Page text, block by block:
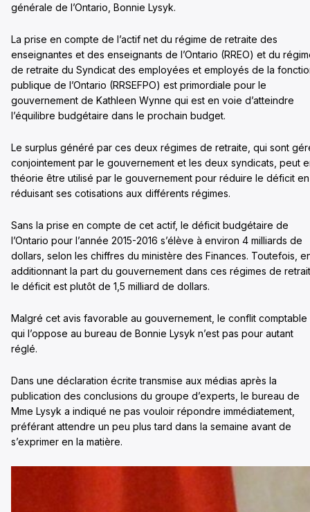
générale de l’Ontario, Bonnie Lysyk.
La prise en compte de l’actif net du régime de retraite des
enseignantes et des enseignants de l’Ontario (RREO) et du
de retraite du Syndicat des employées et employés de la
publique de l’Ontario (RRSEFPO) est primordiale pour le
gouvernement de Kathleen Wynne qui est en voie d’atteindre
l’équilibre budgétaire dans le prochain budget.
Le surplus généré par ces deux régimes de retraite, qui sont
conjointement par le gouvernement et les deux syndicats, peut
théorie être utilisé par le gouvernement pour réduire le déficit en
réduisant ses cotisations aux différents régimes.
Sans la prise en compte de cet actif, le déficit budgétaire de
l’Ontario pour l’année 2015-2016 s’élève à environ 4 milliards de
dollars, selon les chiffres du ministère des Finances. Toutefois,
additionnant la part du gouvernement dans ces régimes de
le déficit est plutôt de 1,5 milliard de dollars.
Malgré cet avis favorable au gouvernement, le conflit comptable
qui l’oppose au bureau de Bonnie Lysyk n’est pas pour autant
réglé.
Dans une déclaration écrite transmise aux médias après la
publication des conclusions du groupe d’experts, le bureau de
Mme Lysyk a indiqué ne pas vouloir répondre immédiatement,
préférant attendre un peu plus tard dans la semaine avant de
s’exprimer en la matière.